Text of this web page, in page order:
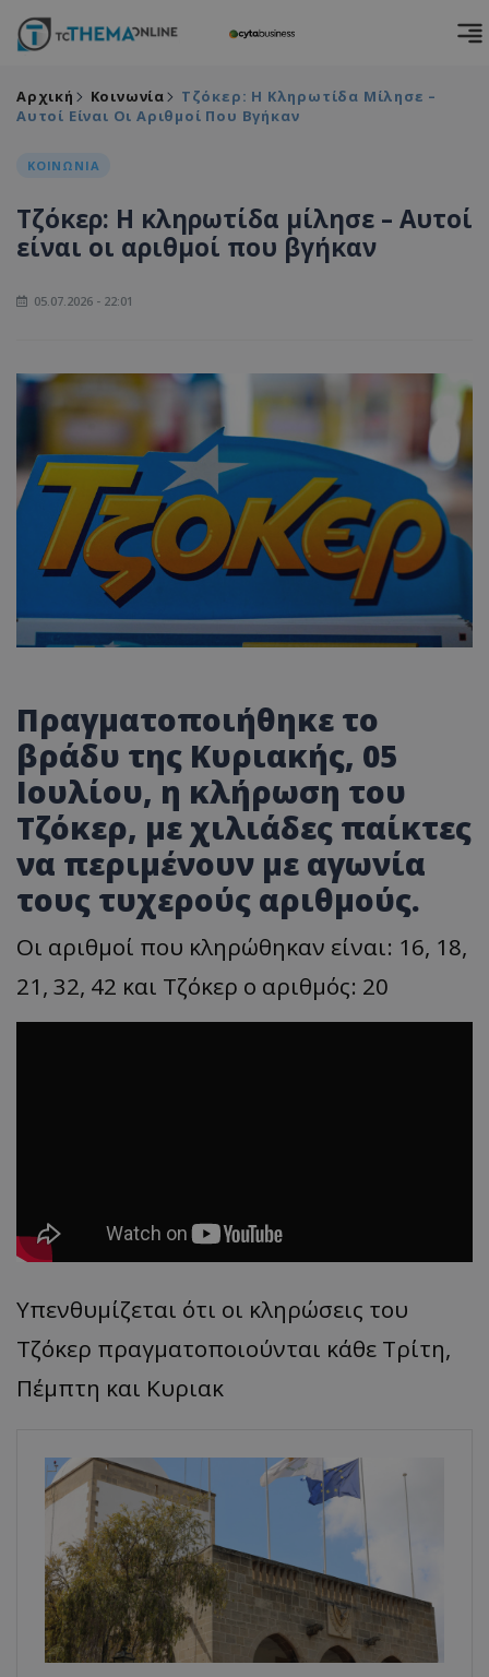
Αρχική Κοινωνία
Τζόκερ: Η Κληρωτίδα Μίλησε –
Αυτοί Είναι Οι Αριθμοί Που Βγήκαν
ΚΟΙΝΩΝΙΑ
Τζόκερ: Η κληρωτίδα μίλησε – Αυτοί
είναι οι αριθμοί που βγήκαν
05.07.2026 - 22:01
Πραγματοποιήθηκε το
βράδυ της Κυριακής, 05
Ιουλίου, η κλήρωση του
Τζόκερ, με χιλιάδες παίκτες
να περιμένουν με αγωνία
τους τυχερούς αριθμούς.
Οι αριθμοί που κληρώθηκαν είναι: 16, 18,
21, 32, 42 και Τζόκερ ο αριθμός: 20
Υπενθυμίζεται ότι οι κληρώσεις του
Τζόκερ πραγματοποιούνται κάθε Τρίτη,
Πέμπτη και Κυριακ